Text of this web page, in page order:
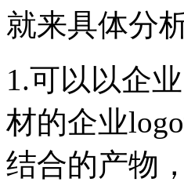
就来具体分
1.可以以企
材的企业
结合的产物